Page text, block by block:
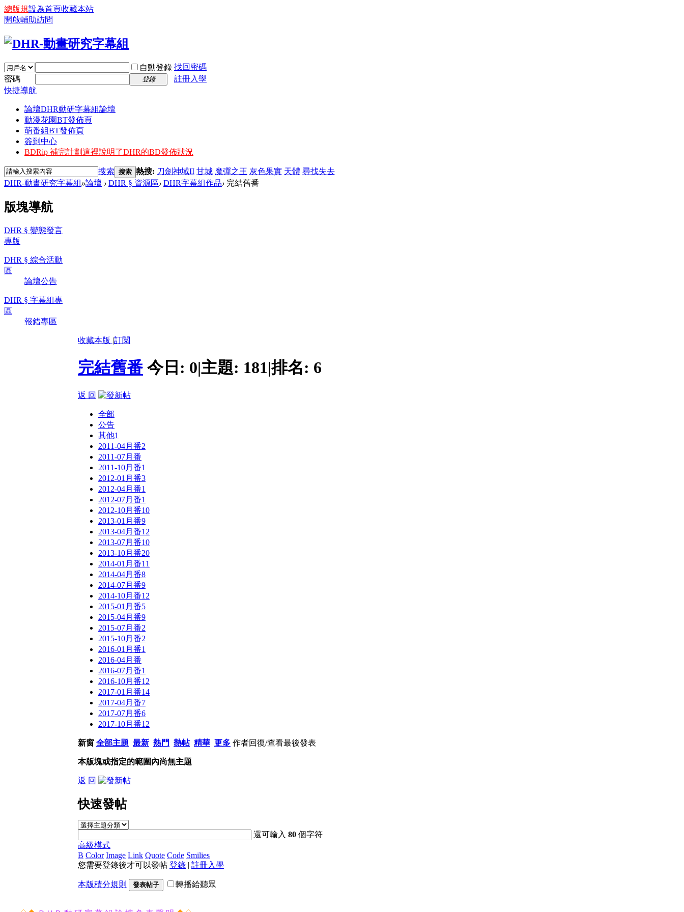
總版規設為首頁收藏本站
開啟輔助訪問
自動登錄 找回密碼
密碼
登錄
註冊入學
快捷導航
論壇DHR動研字幕組論壇
動漫花園BT發佈頁
萌番組BT發佈頁
簽到中心
BDRip 補完計劃這裡說明了DHR的BD發佈狀況
搜索 搜索 熱搜: 刀劍神域II 甘城 魔彈之王 灰色果實 天體 尋找失去
DHR-動畫研究字幕組»論壇 › DHR § 資源區› DHR字幕組作品› 完結舊番
版塊導航
DHR § 變態發言
專版
DHR § 綜合活動
區
論壇公告
DHR § 字幕組專
區
報錯專區
收藏本版 |訂閱
完結舊番 今日: 0|主題: 181|排名: 6
返 回
全部
公告
其他1
2011-04月番2
2011-07月番
2011-10月番1
2012-01月番3
2012-04月番1
2012-07月番1
2012-10月番10
2013-01月番9
2013-04月番12
2013-07月番10
2013-10月番20
2014-01月番11
2014-04月番8
2014-07月番9
2014-10月番12
2015-01月番5
2015-04月番9
2015-07月番2
2015-10月番2
2016-01月番1
2016-04月番
2016-07月番1
2016-10月番12
2017-01月番14
2017-04月番7
2017-07月番6
2017-10月番12
新窗 全部主題 最新 熱門 熱帖 精華 更多 作者回復/查看最後發表
本版塊或指定的範圍內尚無主題
返 回
快速發帖
還可輸入80 個字符
高級模式
B Color Image Link Quote Code Smilies
您需要登錄後才可以發帖 登錄 | 註冊入學
本版積分規則 發表帖子 轉播給聽眾